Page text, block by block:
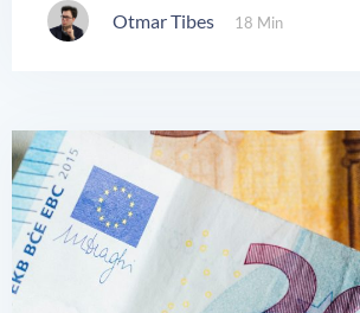
Otmar Tibes 18 Min